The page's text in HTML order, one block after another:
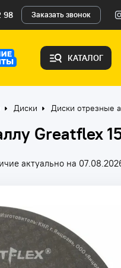
98 Заказать звонок
КАТАЛОГ
Диски Диски отрезные
Greatflex
актуально на